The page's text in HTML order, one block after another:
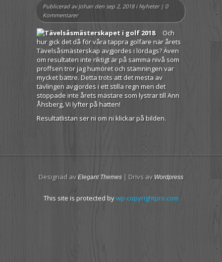
Publicerad avJohan den sep 2, 2018 i Nyheter| 0
Kommentarer
Och
hur gick det då för våra tappra golfare när årets
Tävelsåsmästerskap avgjordes i lördags? Även
om resultaten inte riktigt är på samma nivå som
proffsen tror jag humöret och stämningen var
mycket bättre. Detta trots att det mesta av
tävlingen avgjordes i ett stilla regn men det
stoppade inte årets mästare som lystrar till Ann
Åhsberg, Vi lyfter på hatten!
Resultatlistan ser ni om ni klickar på bilden.
Designad av Elegant Themes | Drivs avWordpress
This site is protected bywp-copyrightpro.com